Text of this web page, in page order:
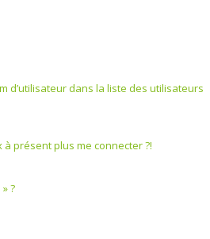
d’utilisateur dans la liste des utilisateurs
à présent plus me connecter ?!
?